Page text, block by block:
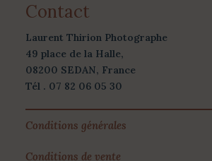
Contact
Laurent Thirion Photographe
49 place de la Halle,
08200 SEDAN, France
Tél . 07 82 06 05 30
Conditions générales
Conditions de vente